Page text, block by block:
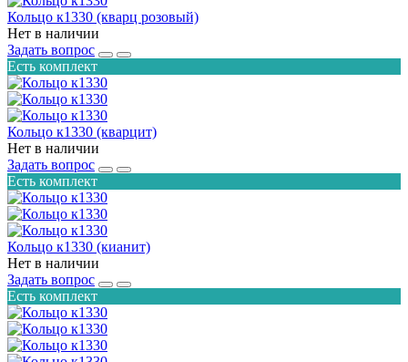
Кольцо к1330 (кварц розовый)
Нет в наличии
Задать вопрос
Есть комплект
Кольцо к1330 (кварцит)
Нет в наличии
Задать вопрос
Есть комплект
Кольцо к1330 (кианит)
Нет в наличии
Задать вопрос
Есть комплект